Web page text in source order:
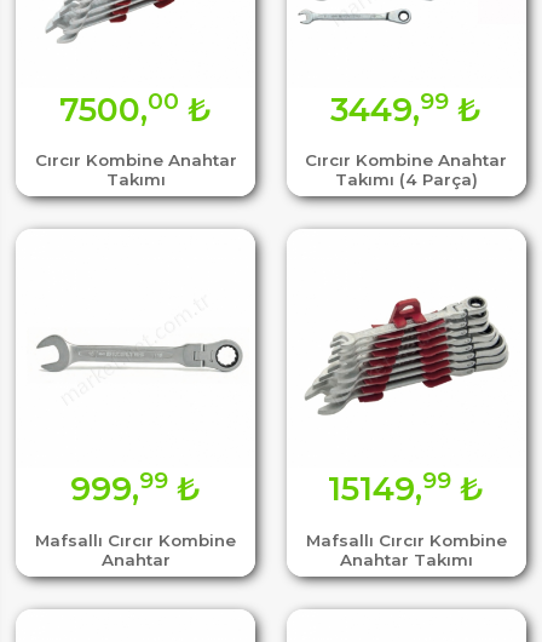
Cırcır Kombine Anahtar
Takımı
7500,00 ₺
Cırcır Kombine Anahtar
Takımı (4 Parça)
3449,99 ₺
Mafsallı Cırcır Kombine
Anahtar
999,99 ₺
Mafsallı Cırcır Kombine
Anahtar Takımı
15149,99 ₺